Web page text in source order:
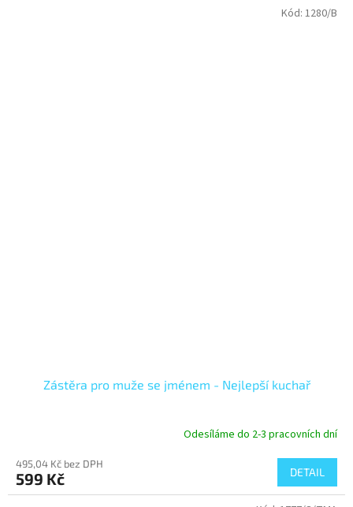
Zástěra pro muže se jménem - Nejlepší kuchař
Odesíláme do 2-3 pracovních dní
495,04 Kč bez DPH
599 Kč DETAIL
Kód: 1280/B